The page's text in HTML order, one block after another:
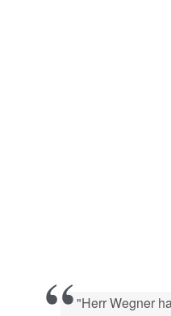
"Herr Wegner